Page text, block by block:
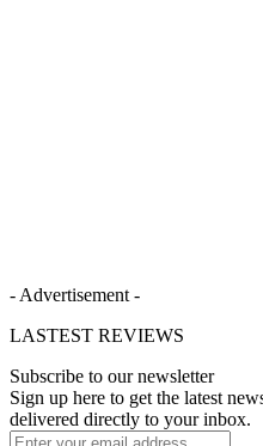
- Advertisement -
LASTEST REVIEWS
Subscribe to our newsletter
Sign up here to get the latest
delivered directly to your inbox.